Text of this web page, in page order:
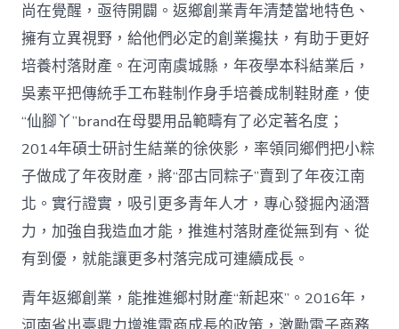
尚在覺醒，亟待開闢。返鄉創業青年清楚當地特色、
擁有立異視野，給他們必定的創業攙扶，有助于更好
培養村落財產。在河南虞城縣，年夜學本科結業后，
吳素平把傳統手工布鞋制作身手培養成制鞋財產，使
“仙腳丫”brand在母嬰用品範疇有了必定著名度；
2014年碩士研討生結業的徐俠影，率領同鄉們把小粽
子做成了年夜財產，將“邵古同粽子”賣到了年夜江南
北。實行證實，吸引更多青年人才，專心發掘內涵潛
力，加強自我造血才能，推進村落財產從無到有、從
有到優，就能讓更多村落完成可連續成長。
青年返鄉創業，能推進鄉村財產“新起來”。2016年，